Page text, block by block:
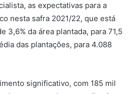
as expectativas para a
nesta safra 2021/22, que está
3,6% da área plantada, para 71,5
das plantações, para 4.088
significativo, com 185 mil